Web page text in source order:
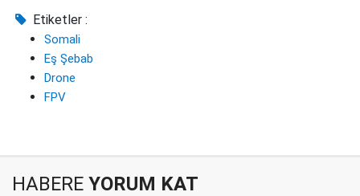
Etiketler :
Somali
Eş Şebab
Drone
FPV
HABERE YORUM KAT